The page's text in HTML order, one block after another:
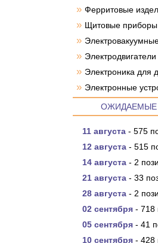
» Ферритовые
» Щитовые приборы
»
» Электродвигатели
» Электроника для
» Электронные
ОЖИДАЕМЫЕ
11 августа - 575
12 августа - 515
14 августа - 2
21 августа - 33
28 августа - 2
02 сентября - 718
05 сентября - 41
10 сентября - 428